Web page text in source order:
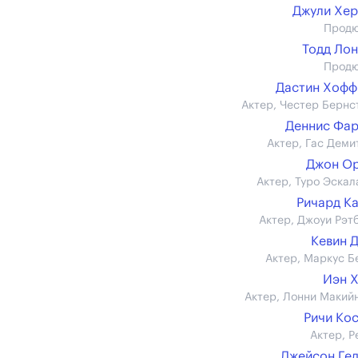
Джули
Тодд
Дастин
Актер, Честер
Деннис
Актер, Гас
Джон
Актер, Туро
Ричард
Актер, Джоуи
Кевин
Актер, Маркус
Иэн
Актер, Лонни
Ричи
Актер,